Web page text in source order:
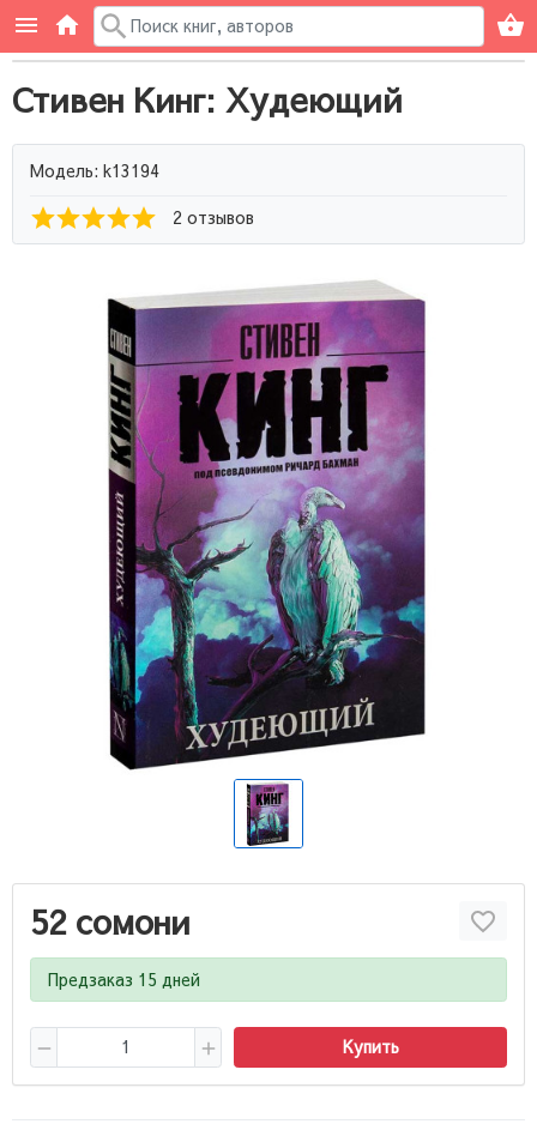
Стивен Кинг: Худеющий
Модель: k13194
2 отзывов
52 сомони
Предзаказ 15 дней
Купить